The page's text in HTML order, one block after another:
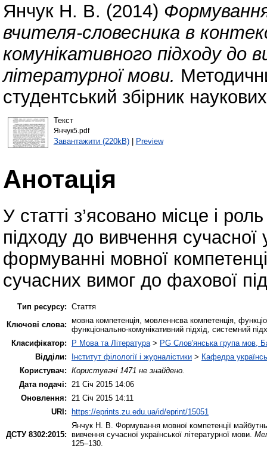
Янчук Н. В. (2014)
вчителя-словесника в
комунікативного підходу до
літературної мови.
студентський збірник
Текст
Янчук5.pdf
Завантажити (220kB)| Preview
Анотація
У статті з’ясовано місце і
підходу до вивчення сучасної
формуванні мовної
сучасних вимог до фахової
Тип ресурсу: Стаття
Ключові слова: мовна компетенція, мовленнєва компетенція,
функціонально-комунікативний підхід, системний
Класифікатор:
P Мова та Література > PG Слов'янська група мов,
Відділи:
Інститут філології і журналістики > Кафедра
Користувач: Користувачі 1471 не знайдено.
Дата подачі:
21 Січ 2015 14:06
Оновлення:
21 Січ 2015 14:11
URI: https://eprints.zu.edu.ua/id/eprint/15051
ДСТУ 8302:2015:
Янчук Н. В. Формування мовної компетенції
вивчення сучасної української літературної мови.
125–130.